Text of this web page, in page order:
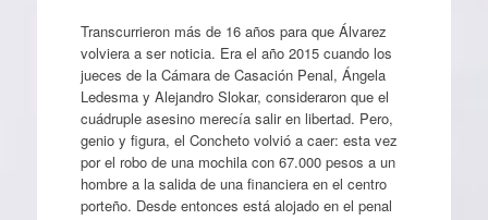
Transcurrieron más de 16 años para que Álvarez
volviera a ser noticia. Era el año 2015 cuando los
jueces de la Cámara de Casación Penal, Ángela
Ledesma y Alejandro Slokar, consideraron que el
cuádruple asesino merecía salir en libertad. Pero,
genio y figura, el Concheto volvió a caer: esta vez
por el robo de una mochila con 67.000 pesos a un
hombre a la salida de una financiera en el centro
porteño. Desde entonces está alojado en el penal